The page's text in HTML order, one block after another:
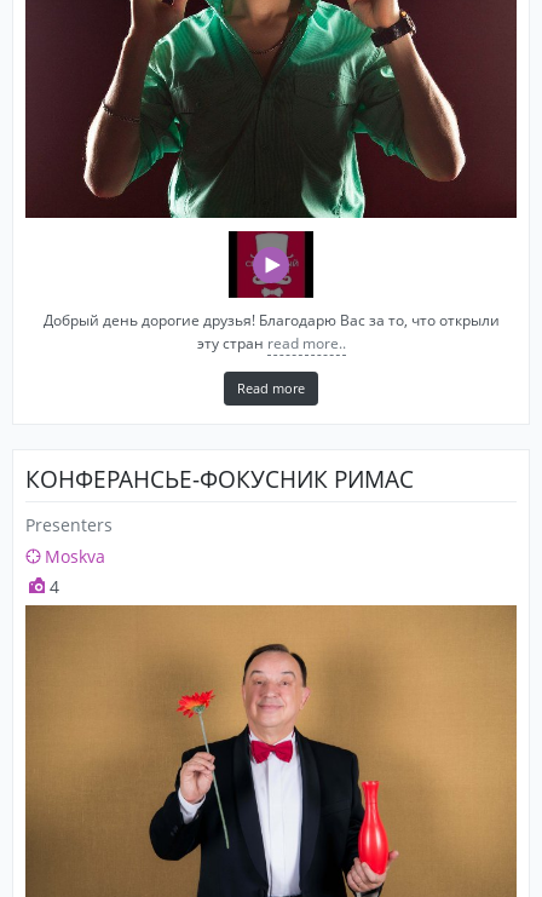
Добрый день дорогие друзья! Благодарю Вас за то, что открыли
эту стран read more..
Read more
КОНФЕРАНСЬЕ-ФОКУСНИК РИМАС
Presenters
Moskva
4